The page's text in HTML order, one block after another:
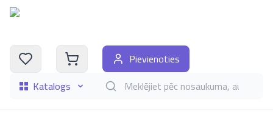
Katalogs Meklēt grāmatas pēc nosaukuma, autora,
Pievienoties